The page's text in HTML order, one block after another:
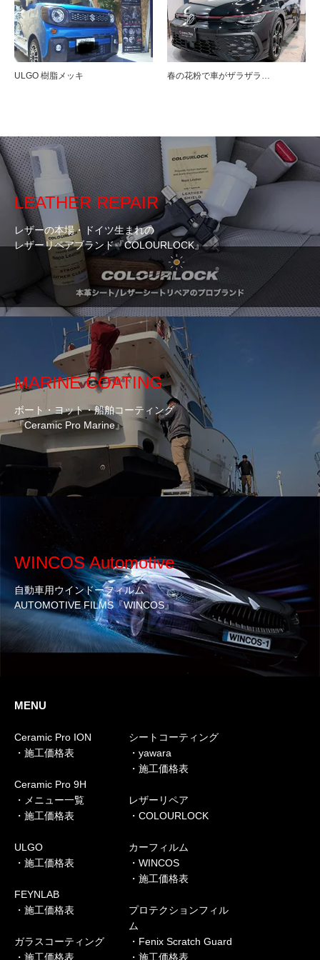
ULGO 樹脂メッキ 春の花粉で車がザラザラ…
LEATHER REPAIR
レザーの本場・ドイツ生まれの
レザーリペアブランド『COLOURLOCK』
MARINE COATING
ボート・ヨット・船舶コーティング
『Ceramic Pro Marine』
WINCOS Automotive
自動車用ウインドーフィルム
AUTOMOTIVE FILMS『WINCOS』
MENU
Ceramic Pro ION
・施工価格表
Ceramic Pro 9H
・メニュー一覧
・施工価格表
ULGO
・施工価格表
FEYNLAB
・施工価格表
ガラスコーティング
・施工価格表
シートコーティング
・yawara
・施工価格表
レザーリペア
・COLOURLOCK
カーフィルム
・WINCOS
・施工価格表
プロテクションフィル
ム
・Fenix Scratch Guard
・施工価格表